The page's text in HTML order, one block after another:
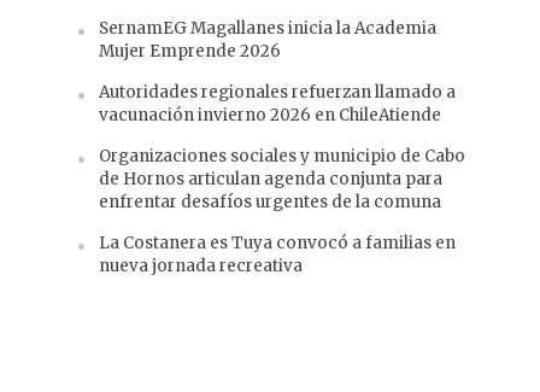
SernamEG Magallanes inicia la Academia
Mujer Emprende 2026
Autoridades regionales refuerzan llamado a
vacunación invierno 2026 en ChileAtiende
Organizaciones sociales y municipio de Cabo
de Hornos articulan agenda conjunta para
enfrentar desafíos urgentes de la comuna
La Costanera es Tuya convocó a familias en
nueva jornada recreativa